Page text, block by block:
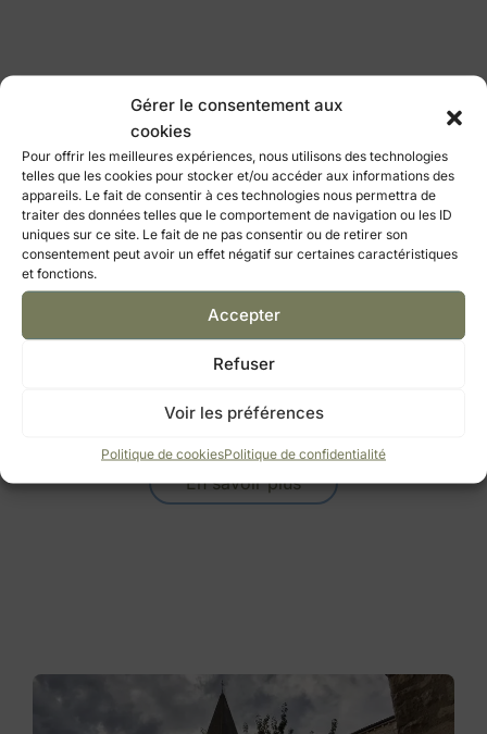
Gérer le consentement aux
cookies
Pour offrir les meilleures expériences, nous utilisons des technologies
telles que les cookies pour stocker et/ou accéder aux informations des
appareils. Le fait de consentir à ces technologies nous permettra de
traiter des données telles que le comportement de navigation ou les ID
uniques sur ce site. Le fait de ne pas consentir ou de retirer son
consentement peut avoir un effet négatif sur certaines caractéristiques
et fonctions.
Accepter
Refuser
Voir les préférences
Politique de cookiesPolitique de confidentialité
Abbaye Saint Philibert à Tournus
En savoir plus